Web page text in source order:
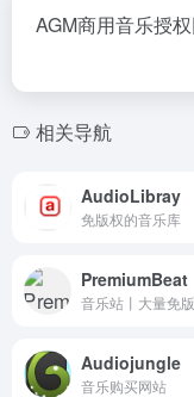
AGM商用音乐授权
相关导航
AudioLibray
免版权的音乐库
PremiumBeat
音乐站丨大量免
Audiojungle
音乐购买网站